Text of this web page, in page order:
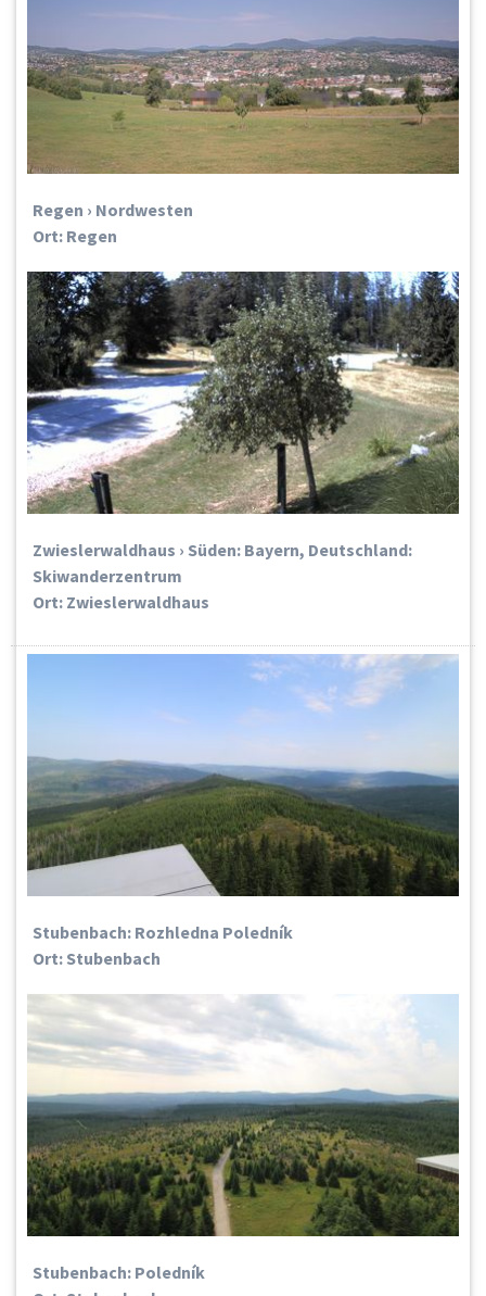
Regen › Nordwesten
Ort: Regen
Zwieslerwaldhaus › Süden: Bayern, Deutschland:
Skiwanderzentrum
Ort: Zwieslerwaldhaus
Stubenbach: Rozhledna Poledník
Ort: Stubenbach
Stubenbach: Poledník